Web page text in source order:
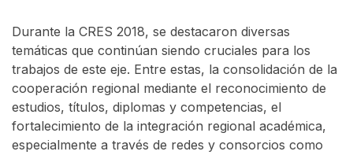
Durante la CRES 2018, se destacaron diversas
temáticas que continúan siendo cruciales para los
trabajos de este eje. Entre estas, la consolidación de la
cooperación regional mediante el reconocimiento de
estudios, títulos, diplomas y competencias, el
fortalecimiento de la integración regional académica,
especialmente a través de redes y consorcios como